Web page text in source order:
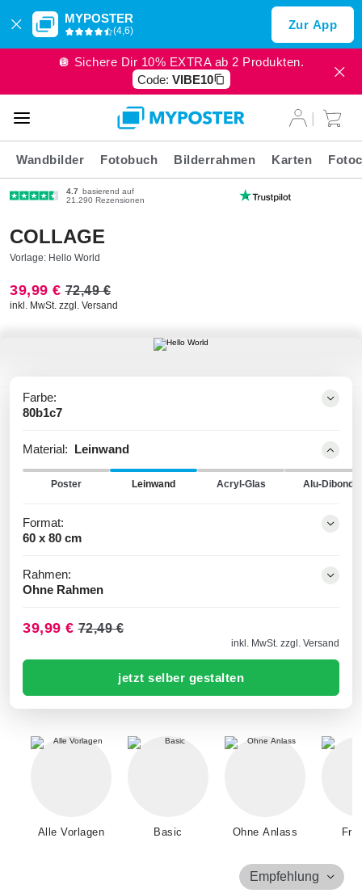
MYPOSTER
(4,6) Zur App
🪩 Sichere Dir 10% EXTRA ab 2 Produkten.
Code: VIBE10
Wandbilder Fotobuch Bilderrahmen Karten
4.7 basierend auf
21.290 Rezensionen
COLLAGE
Vorlage: Hello World
39,99 € 72,49 €
inkl. MwSt. zzgl. Versand
Farbe:
80b1c7
Material: Leinwand
Poster Leinwand Acryl-Glas Alu-Dibond
Format:
60 x 80 cm
Rahmen:
Ohne Rahmen
39,99 € 72,49 €
inkl. MwSt. zzgl. Versand
jetzt selber gestalten
Alle Vorlagen Basic Ohne Anlass
Empfehlung